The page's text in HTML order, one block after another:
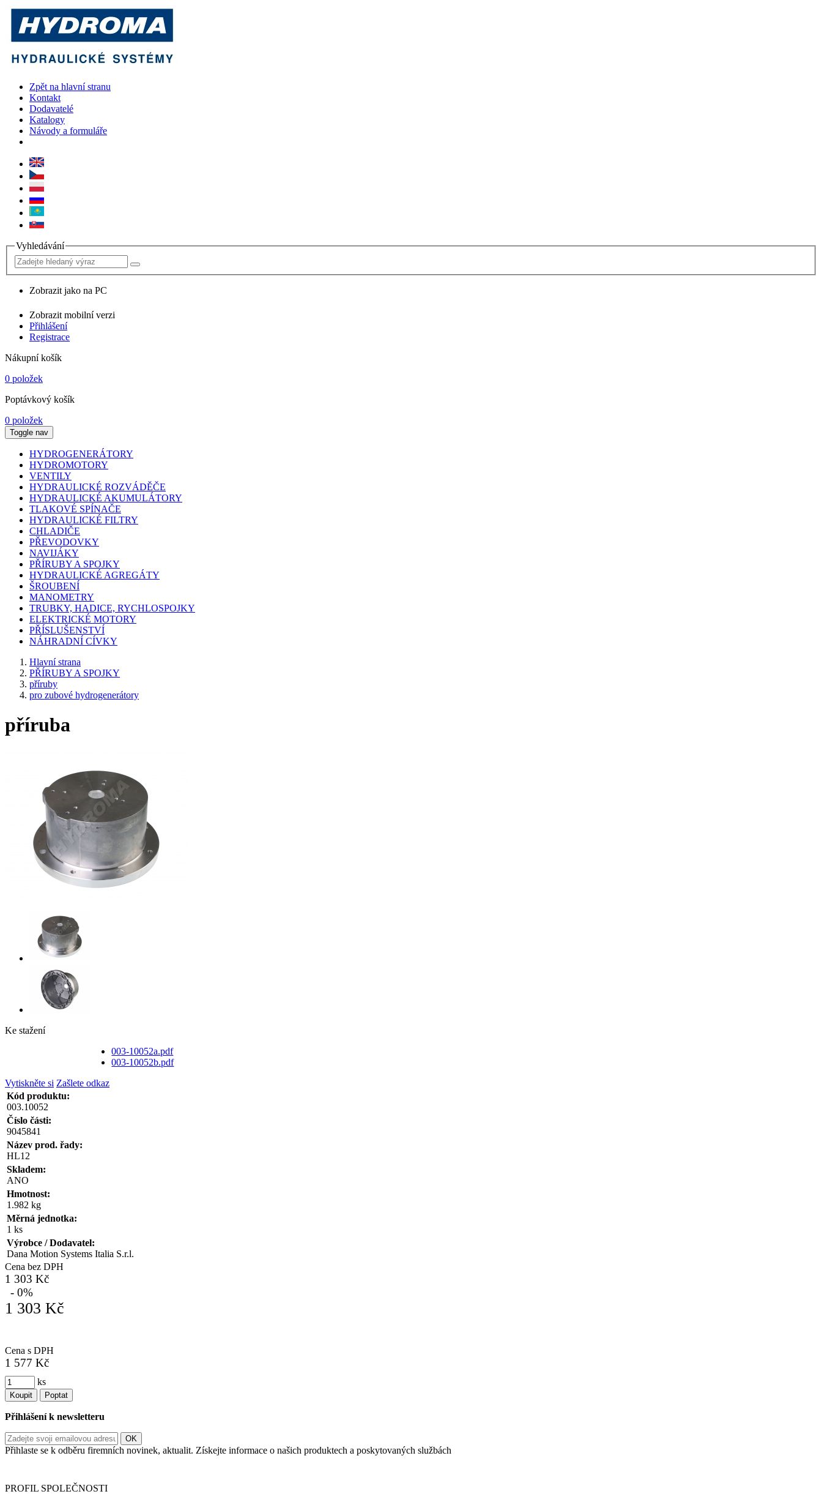
Zpět na hlavní stranu
Kontakt
Dodavatelé
Katalogy
Návody a formuláře
Vyhledávání
Zobrazit jako na PC
Zobrazit mobilní verzi
Přihlášení
Registrace
Nákupní košík
0 položek
Poptávkový košík
0 položek
Toggle nav
HYDROGENERÁTORY
HYDROMOTORY
VENTILY
HYDRAULICKÉ ROZVÁDĚČE
HYDRAULICKÉ AKUMULÁTORY
TLAKOVÉ SPÍNAČE
HYDRAULICKÉ FILTRY
CHLADIČE
PŘEVODOVKY
NAVIJÁKY
PŘÍRUBY A SPOJKY
HYDRAULICKÉ AGREGÁTY
ŠROUBENÍ
MANOMETRY
TRUBKY, HADICE, RYCHLOSPOJKY
ELEKTRICKÉ MOTORY
PŘÍSLUŠENSTVÍ
NÁHRADNÍ CÍVKY
Hlavní strana
PŘÍRUBY A SPOJKY
příruby
pro zubové hydrogenerátory
příruba
Ke stažení
003-10052a.pdf
003-10052b.pdf
Vytiskněte si Zašlete odkaz
Kód produktu:
003.10052
Číslo části:
9045841
Název prod. řady:
HL12
Skladem:
ANO
Hmotnost:
1.982 kg
Měrná jednotka:
1 ks
Výrobce / Dodavatel:
Dana Motion Systems Italia S.r.l.
Cena bez DPH
1 303 Kč
- 0%
1 303 Kč
Cena s DPH
1 577 Kč
ks
Koupit Poptat
Přihlášení k newsletteru
Přihlaste se k odběru firemních novinek, aktualit. Získejte informace o našich produktech a poskytovaných službách
PROFIL SPOLEČNOSTI